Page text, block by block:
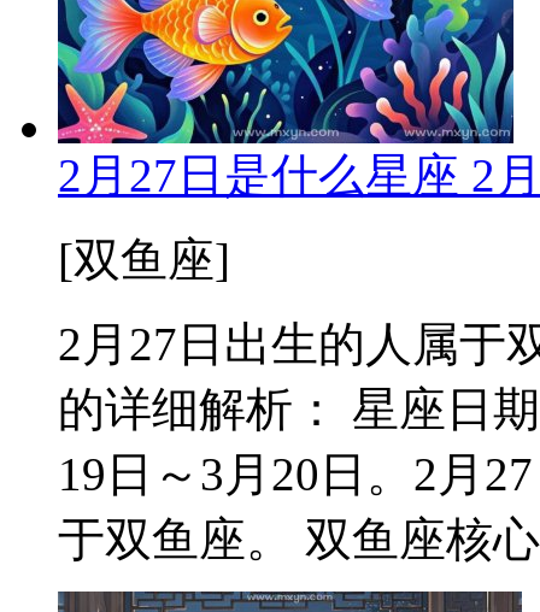
2月27日是什么星座 2
[双鱼座]
2月27日出生的人属于
的详细解析： 星座日
19日～3月20日。2月
于双鱼座。 双鱼座核